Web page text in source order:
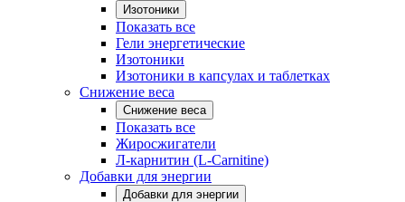
Изотоники
Показать все
Гели энергетические
Изотоники
Изотоники в капсулах и таблетках
Снижение веса
Снижение веса
Показать все
Жиросжигатели
Л-карнитин (L-Carnitine)
Добавки для энергии
Добавки для энергии